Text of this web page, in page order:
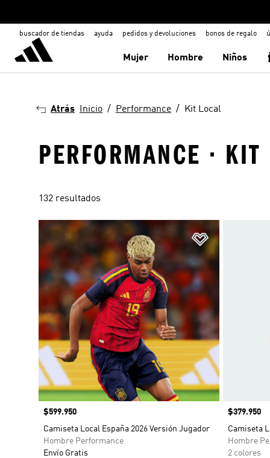
buscador de tiendas ayuda pedidos y devoluciones bonos de regalo
Mujer Hombre Niños
Atrás Inicio Performance Kit Local
PERFORMANCE · KIT
132 resultados
Añadir a la
Precio
$599.950
Camiseta Local España 2026 Versión Jugador
Hombre Performance
Envío Gratis
Precio
$379.950
Camiseta
Hombre
2 colores